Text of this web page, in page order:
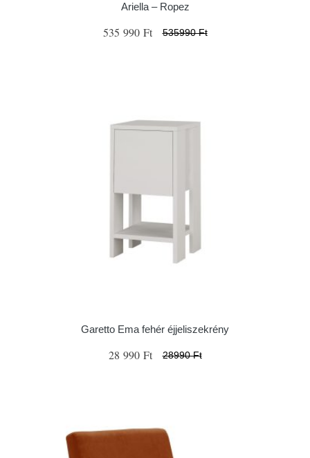
Ariella – Ropez
535 990 Ft 535990 Ft
Garetto Ema fehér éjjeliszekrény
28 990 Ft 28990 Ft